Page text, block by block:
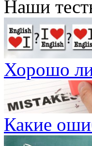
Наши
Хорошо ли
Какие